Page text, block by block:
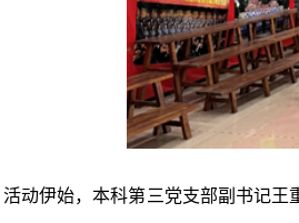
活动伊始，本科第三党支部副书记王